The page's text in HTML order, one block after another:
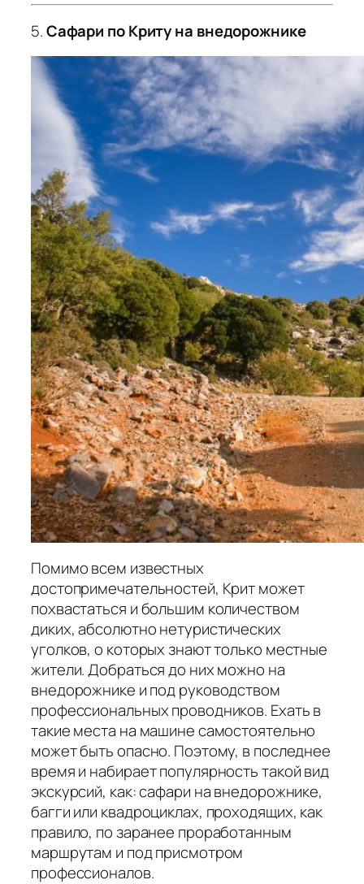
5.Сафари по Криту на внедорожнике
Помимо всем известных
достопримечательностей, Крит может
похвастаться и большим количеством
диких, абсолютно нетуристических
уголков, о которых знают только местные
жители. Добраться до них можно на
внедорожнике и под руководством
профессиональных проводников. Ехать в
такие места на машине самостоятельно
может быть опасно. Поэтому, в последнее
время и набирает популярность такой вид
экскурсий, как: сафари на внедорожнике,
багги или квадроциклах, проходящих, как
правило, по заранее проработанным
маршрутам и под присмотром
профессионалов.